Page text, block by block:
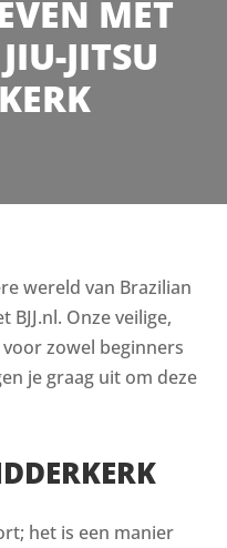
MET
JITSU
wereld van Brazilian
BJJ.nl. Onze veilige,
zowel beginners
je graag uit om deze
het is een manier